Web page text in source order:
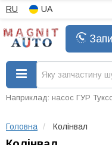
RU UA
Наприклад: насос ГУР
Головна Колінвал